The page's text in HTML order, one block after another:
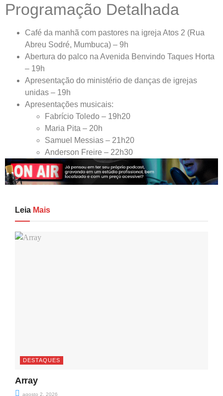
Programação Detalhada
Café da manhã com pastores na igreja Atos 2 (Rua
Abreu Sodré, Mumbuca) – 9h
Abertura do palco na Avenida Benvindo Taques Horta
– 19h
Apresentação do ministério de danças de igrejas
unidas – 19h
Apresentações musicais:
Fabrício Toledo – 19h20
Maria Pita – 20h
Samuel Messias – 21h20
Anderson Freire – 22h30
Leia Mais
DESTAQUES
Array
agosto 2, 2026